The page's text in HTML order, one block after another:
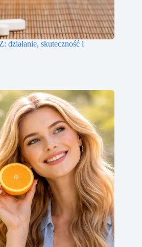
działanie, skuteczność i